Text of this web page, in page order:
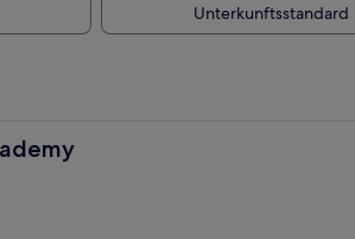
Unterkunftsstandard